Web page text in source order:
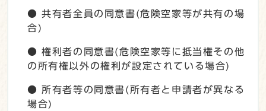
● 共有者全員の同意書(危険空家等が共有の場
合)
● 権利者の同意書(危険空家等に抵当権その他
の所有権以外の権利が設定されている場合)
● 所有者等の同意書(所有者と申請者が異なる
場合)